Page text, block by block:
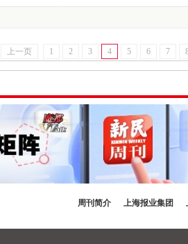
上一页 1 2 3 4 5 6 7
周刊简介 上海报业集团